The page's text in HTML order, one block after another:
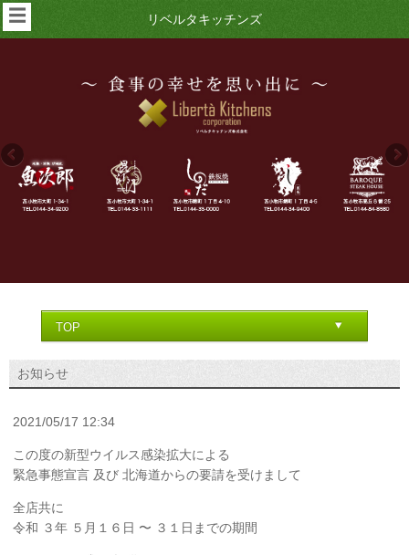
リベルタキッチンズ
☰
お知らせ
2021/05/17 12:34
この度の新型ウイルス感染拡大による
緊急事態宣言 及び 北海道からの要請を受けまして
全店共に
令和 ３年 ５月１６日 〜 ３１日までの期間